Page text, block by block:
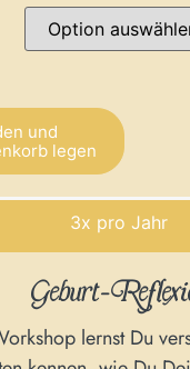
und
legen
3x pro Jahr
Geburt-
lernst Du